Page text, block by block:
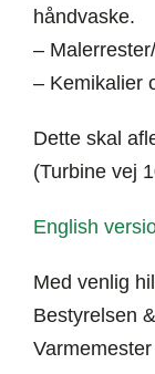
håndvaske.
–
– Kemikalier
Dette skal
(Turbine vej
English
Med venlig
Bestyrelsen &